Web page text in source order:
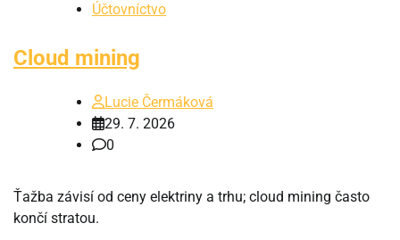
Účtovníctvo
Cloud mining
Lucie Čermáková
29. 7. 2026
0
Ťažba závisí od ceny elektriny a trhu; cloud mining často
končí stratou.